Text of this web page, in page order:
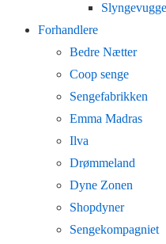
Forhandlere
Bedre Nætter
Coop senge
Sengefabrikken
Emma Madras
Ilva
Drømmeland
Dyne Zonen
Shopdyner
Sengekompagniet